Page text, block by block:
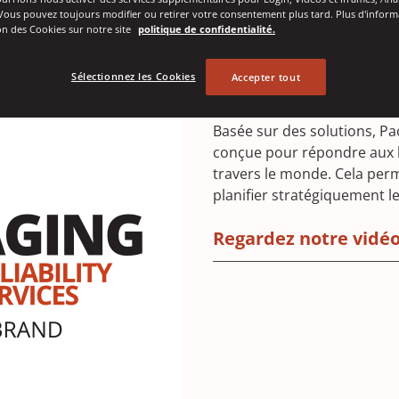
répondre aux besoins de
Basée sur des solutions,
conçue pour répondre aux
travers le monde. Cela
planifier stratégiquement
Regardez notre
pouvez toujours modifier ou retirer votre consentement plus tard. Plus
des Cookies sur notre site politique de confidentialité.
Sélectionnez les Cookies Accepter tout